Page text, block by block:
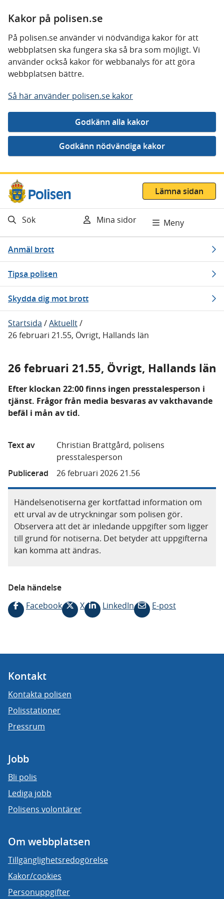
Kakor på polisen.se
På polisen.se använder vi nödvändiga kakor för att
webbplatsen ska fungera ska så bra som möjligt. Vi
använder också kakor för webbanalys för att göra
webbplatsen bättre.
Så här använder polisen.se kakor
Gå direkt till innehåll
Lämna sidan
Sök Mina sidor Meny
Anmäl brott
Tipsa polisen
Skydda dig mot brott
Startsida /Aktuellt/
26 februari 21.55, Övrigt, Hallands län
26 februari 21.55, Övrigt, Hallands län
Efter klockan 22:00 finns ingen presstalesperson i
tjänst. Frågor från media besvaras av vakthavande
befäl i mån av tid.
Text av
Christian Brattgård, polisens
presstalesperson
Publicerad
26 februari 2026 21.56
Händelsenotiserna ger kortfattad information om
ett urval av de utryckningar som polisen gör.
Observera att det är inledande uppgifter som ligger
till grund för notiserna. Det betyder att uppgifterna
kan komma att ändras.
Dela händelse
Facebook
X LinkedIn E-post
Kontakt
Kontakta polisen
Polisstationer
Pressrum
Jobb
Bli polis
Lediga jobb
Polisens volontärer
Om webbplatsen
Tillgänglighetsredogörelse
Kakor/cookies
Personuppgifter